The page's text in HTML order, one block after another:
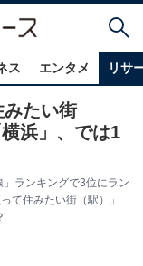
ス エンタメ リサ
たい街
浜」、では1
ランキングで3位にラン
て住みたい街（駅）」